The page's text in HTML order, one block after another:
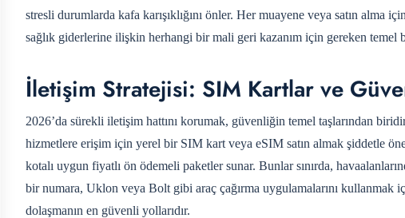
stresli durumlarda kafa karışıklığını önler. Her muayene veya satın
sağlık giderlerine ilişkin herhangi bir mali geri kazanım için gereken temel
İletişim Stratejisi: SIM Kartlar ve
2026’da sürekli iletişim hattını korumak, güvenliğin temel taşlarından
hizmetlere erişim için yerel bir SIM kart veya eSIM satın almak şiddetle
kotalı uygun fiyatlı ön ödemeli paketler sunar. Bunlar sınırda,
bir numara, Uklon veya Bolt gibi araç çağırma uygulamalarını
dolaşmanın en güvenli yollarıdır.